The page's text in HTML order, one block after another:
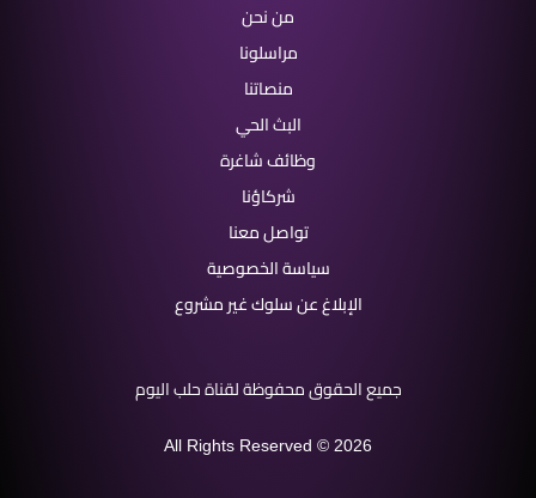
من نحن
مراسلونا
منصاتنا
البث الحي
وظائف شاغرة
شركاؤنا
تواصل معنا
سياسة الخصوصية
الإبلاغ عن سلوك غير مشروع
جميع الحقوق محفوظة لقناة حلب اليوم
All Rights Reserved © 2026